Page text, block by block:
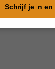
Schrijf je in